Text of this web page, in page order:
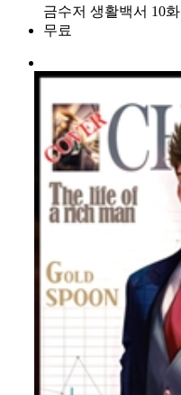
금수저 생활백서 10화
무료